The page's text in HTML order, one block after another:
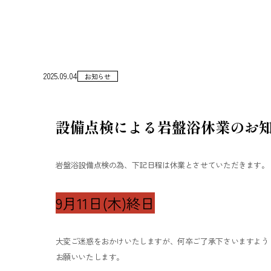
2025.09.04 お知らせ
設備点検による岩盤浴休業のお
岩盤浴設備点検の為、下記日程は休業とさせていただきます。
9月11日(木)終日
大変ご迷惑をおかけいたしますが、何卒ご了承下さいますよう
お願いいたします。